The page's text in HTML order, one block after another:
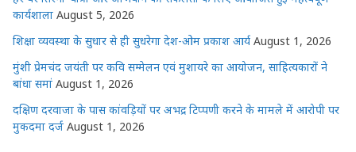
कार्यशाला August 5, 2026
शिक्षा व्यवस्था के सुधार से ही सुधरेगा देश-ओम प्रकाश आर्य August 1, 2026
मुंशी प्रेमचंद जयंती पर कवि सम्मेलन एवं मुशायरे का आयोजन, साहित्यकारों ने
बांधा समां August 1, 2026
दक्षिण दरवाजा के पास कांवड़ियों पर अभद्र टिप्पणी करने के मामले में आरोपी पर
मुकदमा दर्ज August 1, 2026